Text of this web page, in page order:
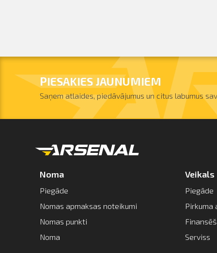
PIESAKIES JAUNUMIEM
Saņem atlaides, piedāvājumus un citus labumus
Noma
Piegāde
Nomas apmaksas noteikumi
Nomas punkti
Noma
Veikals
Piegāde
Pirkuma
Serviss